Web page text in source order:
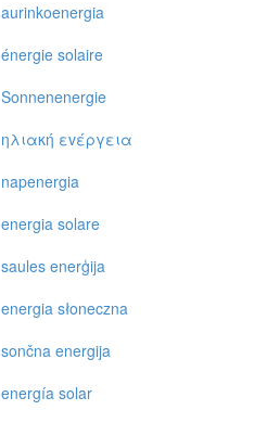
aurinkoenergia
énergie solaire
Sonnenenergie
ηλιακή εvέργεια
napenergia
energia solare
saules enerģija
energia słoneczna
sončna energija
energía solar